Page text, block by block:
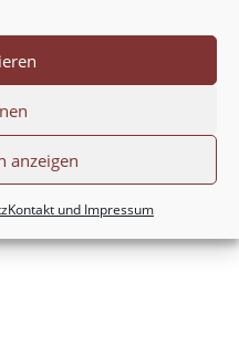
anzeigen
Kontakt und Impressum